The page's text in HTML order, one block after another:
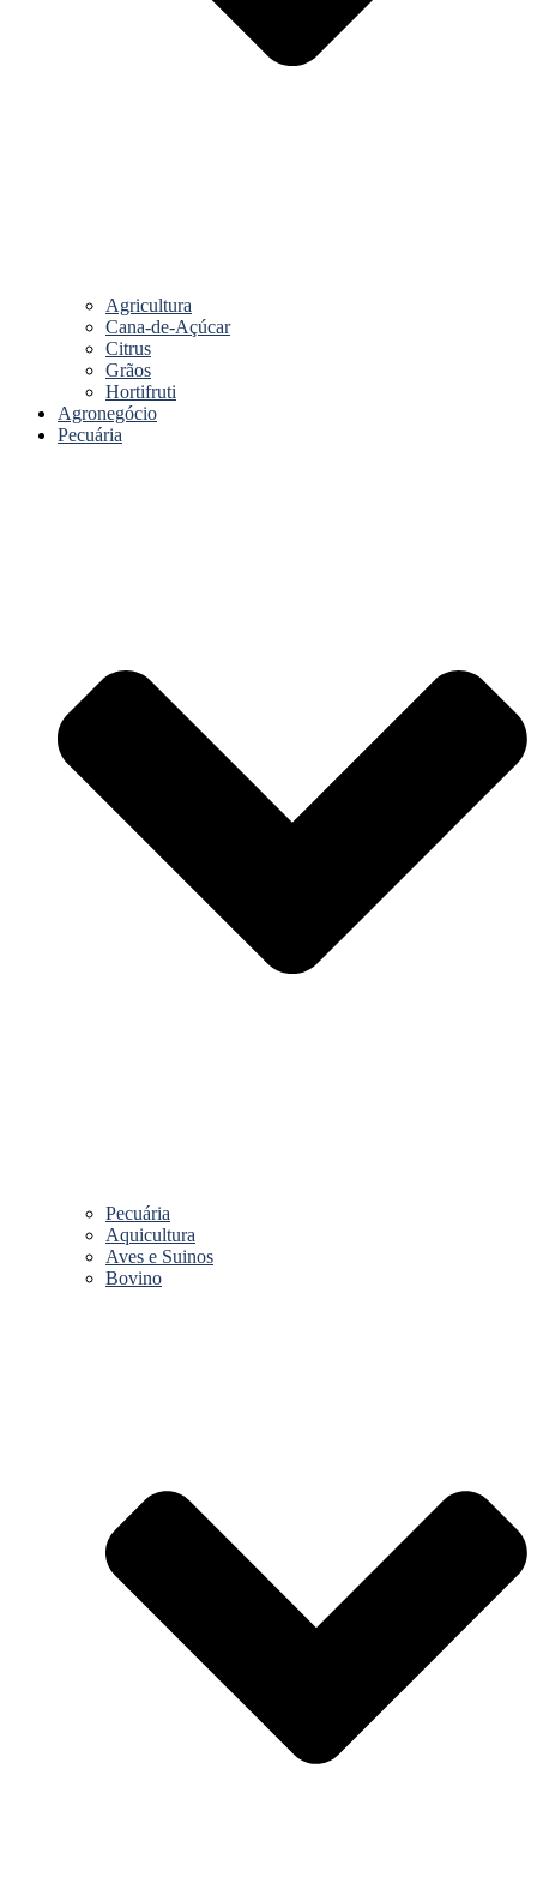
Agricultura
Cana-de-Açúcar
Citrus
Grãos
Hortifruti
Agronegócio
Pecuária
Pecuária
Aquicultura
Aves e Suinos
Bovino